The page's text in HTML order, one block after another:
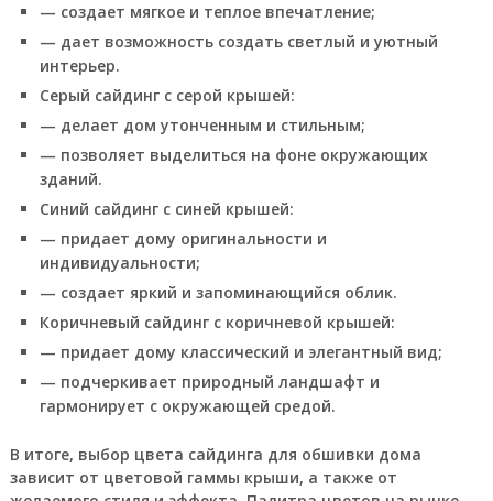
— создает мягкое и теплое впечатление;
— дает возможность создать светлый и уютный
интерьер.
Серый сайдинг с серой крышей:
— делает дом утонченным и стильным;
— позволяет выделиться на фоне окружающих
зданий.
Синий сайдинг с синей крышей:
— придает дому оригинальности и
индивидуальности;
— создает яркий и запоминающийся облик.
Коричневый сайдинг с коричневой крышей:
— придает дому классический и элегантный вид;
— подчеркивает природный ландшафт и
гармонирует с окружающей средой.
В итоге, выбор цвета сайдинга для обшивки дома
зависит от цветовой гаммы крыши, а также от